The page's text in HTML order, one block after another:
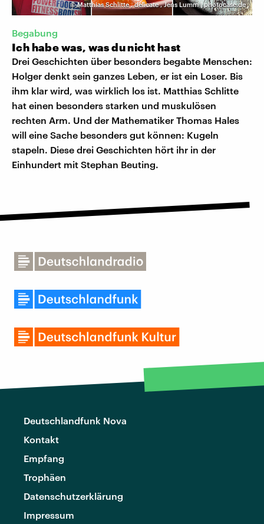
©Matthias Schlitte,delicate,Jens Lumm | photocase.de
Begabung
Ich habe was, was du nicht hast
Drei Geschichten über besonders begabte Menschen:
Holger denkt sein ganzes Leben, er ist ein Loser. Bis
ihm klar wird, was wirklich los ist. Matthias Schlitte
hat einen besonders starken und muskulösen
rechten Arm. Und der Mathematiker Thomas Hales
will eine Sache besonders gut können: Kugeln
stapeln. Diese drei Geschichten hört ihr in der
Einhundert mit Stephan Beuting.
Deutschlandfunk Nova
Kontakt
Empfang
Trophäen
Datenschutzerklärung
Impressum